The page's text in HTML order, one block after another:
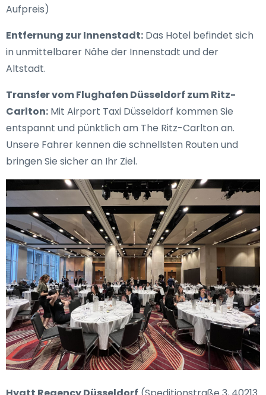
Aufpreis)
Entfernung zur Innenstadt: Das Hotel befindet sich
in unmittelbarer Nähe der Innenstadt und der
Altstadt.
Transfer vom Flughafen Düsseldorf zum Ritz-
Carlton: Mit Airport Taxi Düsseldorf kommen Sie
entspannt und pünktlich am The Ritz-Carlton an.
Unsere Fahrer kennen die schnellsten Routen und
bringen Sie sicher an Ihr Ziel.